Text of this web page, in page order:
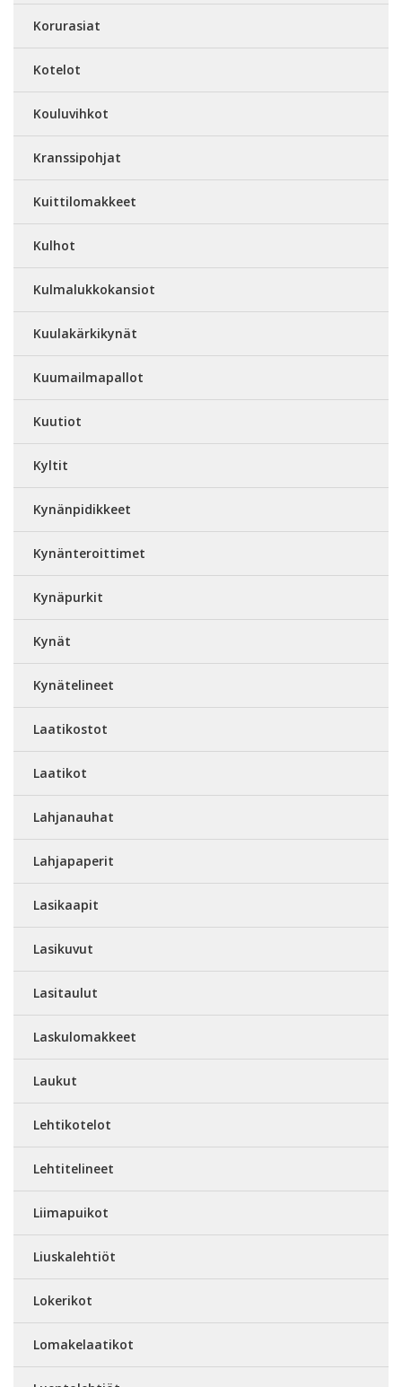
Korurasiat
Kotelot
Kouluvihkot
Kranssipohjat
Kuittilomakkeet
Kulhot
Kulmalukkokansiot
Kuulakärkikynät
Kuumailmapallot
Kuutiot
Kyltit
Kynänpidikkeet
Kynänteroittimet
Kynäpurkit
Kynät
Kynätelineet
Laatikostot
Laatikot
Lahjanauhat
Lahjapaperit
Lasikaapit
Lasikuvut
Lasitaulut
Laskulomakkeet
Laukut
Lehtikotelot
Lehtitelineet
Liimapuikot
Liuskalehtiöt
Lokerikot
Lomakelaatikot